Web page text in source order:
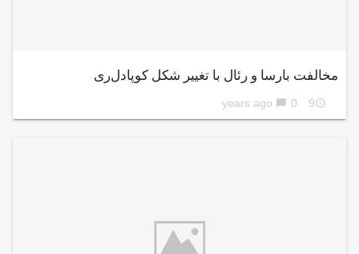
مخالفت بارسا و رئال با تغییر شکل کوپادل‌ری
access_time
9 years ago
chat_bubble 0